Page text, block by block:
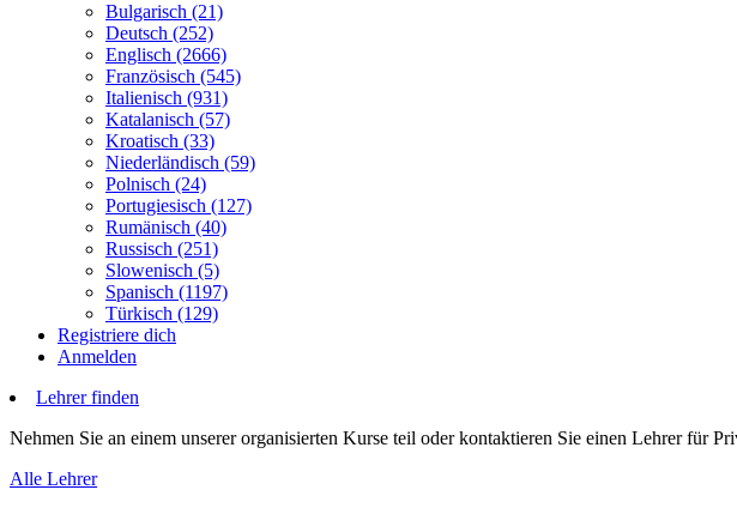
Bulgarisch (21)
Deutsch (252)
Englisch (2666)
Französisch (545)
Italienisch (931)
Katalanisch (57)
Kroatisch (33)
Niederländisch (59)
Polnisch (24)
Portugiesisch (127)
Rumänisch (40)
Russisch (251)
Slowenisch (5)
Spanisch (1197)
Türkisch (129)
Registriere dich
Anmelden
Lehrer finden
Nehmen Sie an einem unserer organisierten Kurse teil oder kontaktieren Sie einen Lehrer für
Alle Lehrer